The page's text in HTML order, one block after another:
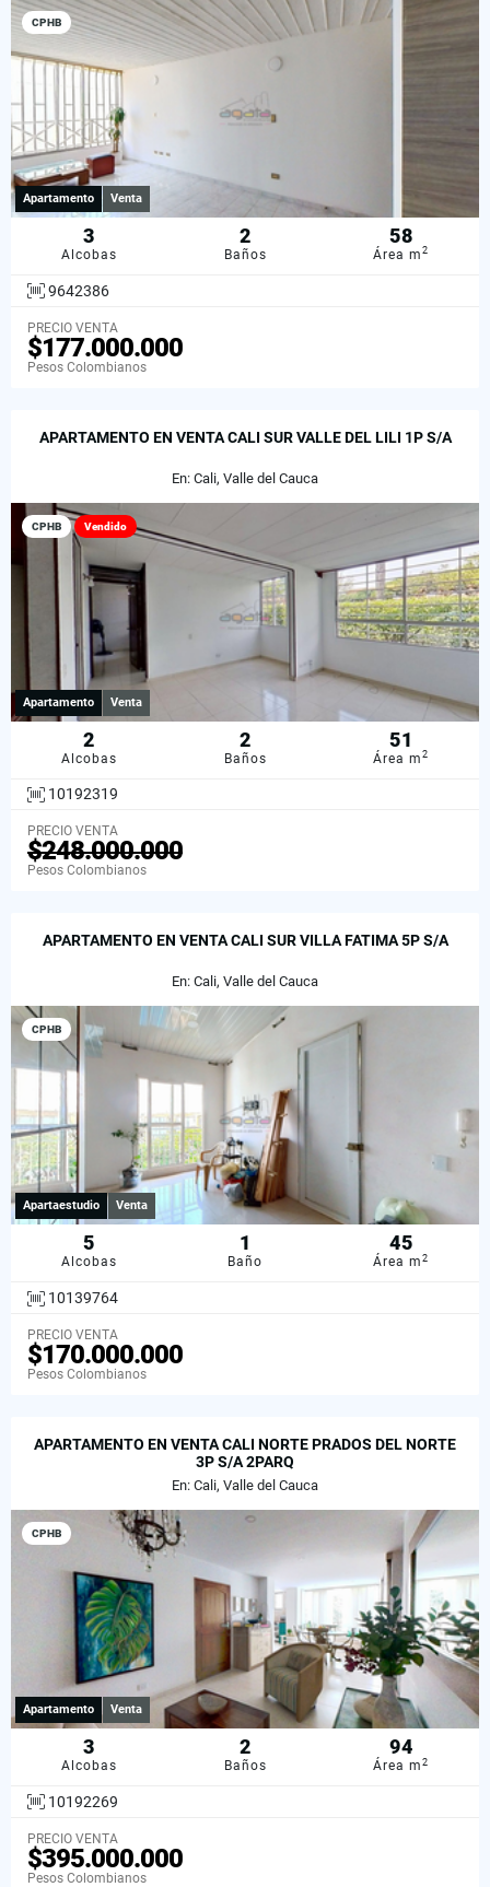
CPHB
Apartamento Venta
3
Alcobas
2
Baños
58
Área m2
9642386
PRECIO VENTA
$177.000.000
Pesos Colombianos
APARTAMENTO EN VENTA CALI SUR VALLE DEL LILI 1P S/A
En: Cali, Valle del Cauca
CPHB Vendido
Apartamento Venta
2
Alcobas
2
Baños
51
Área m2
10192319
PRECIO VENTA
$248.000.000
Pesos Colombianos
APARTAMENTO EN VENTA CALI SUR VILLA FATIMA 5P S/A
En: Cali, Valle del Cauca
CPHB
Apartaestudio Venta
5
Alcobas
1
Baño
45
Área m2
10139764
PRECIO VENTA
$170.000.000
Pesos Colombianos
APARTAMENTO EN VENTA CALI NORTE PRADOS DEL NORTE
3P S/A 2PARQ
En: Cali, Valle del Cauca
CPHB
Apartamento Venta
3
Alcobas
2
Baños
94
Área m2
10192269
PRECIO VENTA
$395.000.000
Pesos Colombianos